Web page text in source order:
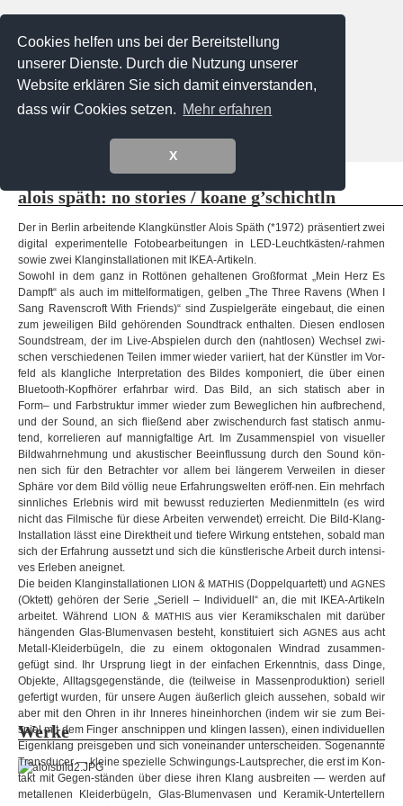
Cookies helfen uns bei der Bereitstellung
unserer Dienste. Durch die Nutzung unserer
Website erklären Sie sich damit einverstanden,
dass wir Cookies setzen. Mehr erfahren
X
Ausstellungen Galerie Externe Ausstellungen
Künstler
Vero Bielinski Tadao Cern
Käthe deKoe Verena Frensch
Diemut von Funck
Eva Gantar Loreen Hinz
Giuseppe Lo Schiavo Alexa Meade
Valentina Murabito Platux
Steffi Pusch Ugo Ricciardi
Stefan Schumacher
Peter Untermaierhofer Korbinian Vogt
Sebastian Weise
Magdalena Wosinska
Laura Zalenga
Close
Shop KunstraumLOT Kontakt
Werke
alois späth: no sto­ries / koane g’schichtln
Der in Ber­lin arbei­tende Klang­künst­ler Alois Späth (*1972) prä­sen­tiert zwei
digi­tal expe­ri­men­telle Foto­be­ar­bei­tun­gen in LED-Leuchtkästen/-rahmen
sowie zwei Klang­in­stal­la­tio­nen mit IKEA-Artikeln.
Sowohl in dem ganz in Rot­tö­nen gehal­te­nen Groß­for­mat „Mein Herz Es
Dampft“ als auch im mit­tel­for­ma­ti­gen, gel­ben „The Three Ravens (When I
Sang Raven­scroft With Fri­ends)“ sind Zuspiel­ge­räte ein­ge­baut, die einen
zum jewei­li­gen Bild gehö­ren­den Sound­track ent­hal­ten. Die­sen end­lo­sen
Sound­stream, der im Live-Abspielen durch den (naht­lo­sen) Wech­sel zwi­
schen ver­schie­de­nen Tei­len immer wie­der vari­iert, hat der Künst­ler im Vor­
feld als klang­li­che Inter­pre­ta­tion des Bil­des kom­po­niert, die über einen
Bluetooth-Kopfhörer erfahr­bar wird. Das Bild, an sich sta­tisch aber in
Form– und Farb­struk­tur immer wie­der zum Beweg­li­chen hin auf­bre­chend,
und der Sound, an sich flie­ßend aber zwi­schen­durch fast sta­tisch anmu­
tend, kor­re­lie­ren auf man­nig­fal­tige Art. Im Zusam­men­spiel von visu­el­ler
Bild­wahr­neh­mung und akus­ti­scher Beein­flus­sung durch den Sound kön­
nen sich für den Betrach­ter vor allem bei län­ge­rem Ver­wei­len in die­ser
Sphäre vor dem Bild völ­lig neue Erfah­rungs­wel­ten eröff-nen. Ein mehr­fach
sinn­li­ches Erleb­nis wird mit bewusst redu­zier­ten Medi­en­mit­teln (es wird
nicht das Fil­mi­sche für diese Arbei­ten ver­wen­det) erreicht. Die Bild-Klang-
Installation lässt eine Direkt­heit und tie­fere Wir­kung ent­ste­hen, sobald man
sich der Erfah­rung aus­setzt und sich die künst­le­ri­sche Arbeit durch inten­si­
ves Erle­ben aneig­net.
Die bei­den Klang­in­stal­la­tio­nen LION & MATHIS (Dop­pel­quar­tett) und AGNES
(Oktett) gehö­ren der Serie „Seri­ell – Indi­vi­du­ell“ an, die mit IKEA-Artikeln
arbei­tet. Wäh­rend
LION & MATHISaus vier Kera­mik­scha­len mit dar­über
hän­gen­den Glas-Blumenvasen besteht, kon­sti­tu­iert sich AGNESaus acht
Metall-Kleiderbügeln, die zu einem okto­go­na­len Wind­rad zusammen-
gefügt sind. Ihr Ursprung liegt in der ein­fa­chen Erkennt­nis, dass Dinge,
Objekte, All­tags­ge­gen­stände, die (teil­weise in Mas­sen­pro­duk­tion) seri­ell
gefer­tigt wur­den, für unsere Augen äußer­lich gleich aus­se­hen, sobald wir
aber mit den Ohren in ihr Inne­res hin­ein­hor­chen (indem wir sie zum Bei­
spiel mit dem Fin­ger anschnip­pen und klin­gen las­sen), einen indi­vi­du­el­len
Eigen­klang preis­ge­ben und sich von­ein­an­der unter­schei­den. Soge­nannte
Trans­du­cer — kleine spe­zi­elle Schwingungs-Lautsprecher, die erst im Kon­
takt mit Gegen-ständen über diese ihren Klang aus­brei­ten — wer­den auf
metal­le­nen Klei­der­bü­geln, Glas-Blumenvasen und Keramik-Untertellern